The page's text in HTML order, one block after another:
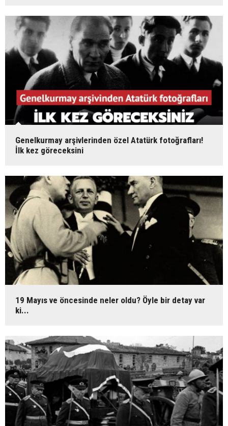
Genelkurmay arşivlerinden özel Atatürk fotoğrafları!
İlk kez göreceksini
19 Mayıs ve öncesinde neler oldu? Öyle bir detay var
ki...